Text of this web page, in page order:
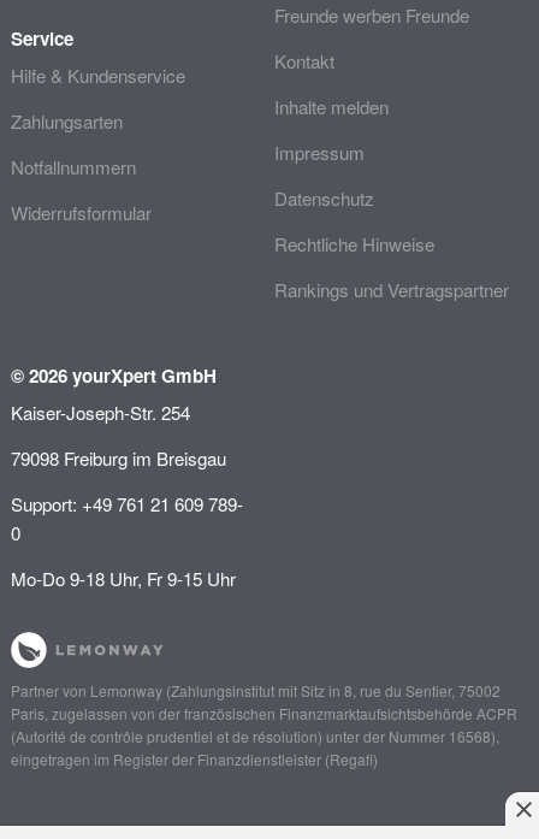
Service
Hilfe & Kundenservice
Zahlungsarten
Notfallnummern
Widerrufsformular
Freunde werben Freunde
Kontakt
Inhalte melden
Impressum
Datenschutz
Rechtliche Hinweise
Rankings und Vertragspartner
© 2026 yourXpert GmbH
Kaiser-Joseph-Str. 254
79098 Freiburg im Breisgau
Support: +49 761 21 609 789-
0
Mo-Do 9-18 Uhr, Fr 9-15 Uhr
Partner von Lemonway(Zahlungsinstitut mit Sitz in 8, rue du Sentier, 75002
Paris, zugelassen von der französischen Finanzmarktaufsichtsbehörde ACPR
(Autorité de contrôle prudentiel et de résolution) unter der Nummer 16568),
eingetragen im Register der Finanzdienstleister (Regafi)